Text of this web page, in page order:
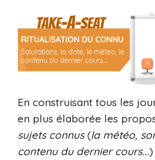
En construisant tous les
en plus élaborée les
sujets connus(la météo,
contenu du dernier cours...